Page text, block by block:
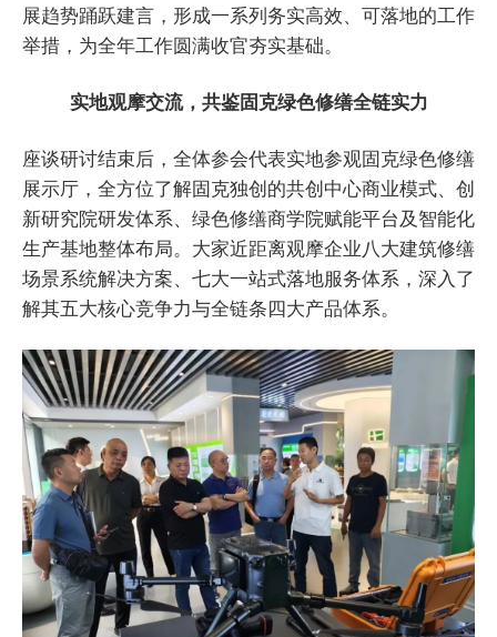
展趋势踊跃建言，形成一系列务实高效、可落地的工作
举措，为全年工作圆满收官夯实基础。
实地观摩交流，共鉴固克绿色修缮全链实力
座谈研讨结束后，全体参会代表实地参观固克绿色修缮
展示厅，全方位了解固克独创的共创中心商业模式、创
新研究院研发体系、绿色修缮商学院赋能平台及智能化
生产基地整体布局。大家近距离观摩企业八大建筑修缮
场景系统解决方案、七大一站式落地服务体系，深入了
解其五大核心竞争力与全链条四大产品体系。